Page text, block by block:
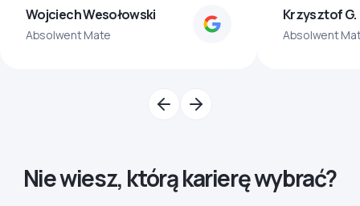
Wojciech Wesołowski
Absolwent Mate
Krzysztof G.
Absolwent
Nie wiesz, którą karierę wybrać?